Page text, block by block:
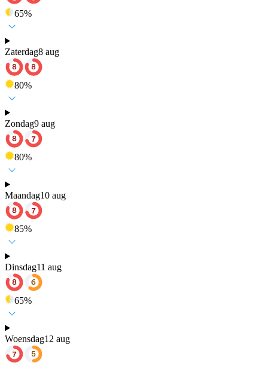
65%
Zaterdag8 aug
80%
Zondag9 aug
80%
Maandag10 aug
85%
Dinsdag11 aug
65%
Woensdag12 aug